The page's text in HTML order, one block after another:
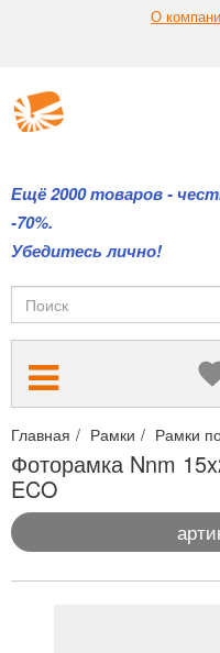
О
Ещё 2000 товаров -
-70%.
Убедитесь лично!
Главная Рамки Рамки
Фоторамка Nnm
ECO